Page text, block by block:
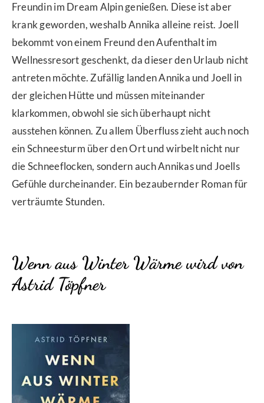
Freundin im Dream Alpin genießen. Diese ist aber
krank geworden, weshalb Annika alleine reist. Joell
bekommt von einem Freund den Aufenthalt im
Wellnessresort geschenkt, da dieser den Urlaub nicht
antreten möchte. Zufällig landen Annika und Joell in
der gleichen Hütte und müssen miteinander
klarkommen, obwohl sie sich überhaupt nicht
ausstehen können. Zu allem Überfluss zieht auch noch
ein Schneesturm über den Ort und wirbelt nicht nur
die Schneeflocken, sondern auch Annikas und Joells
Gefühle durcheinander. Ein bezaubernder Roman für
verträumte Stunden.
Wenn aus Winter Wärme wirdvon
Astrid Töpfner